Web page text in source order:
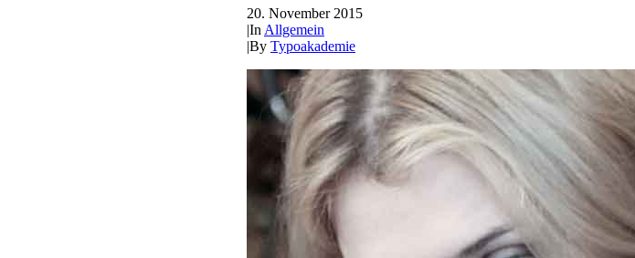
20. November 2015
|In Allgemein
|By Typoakademie